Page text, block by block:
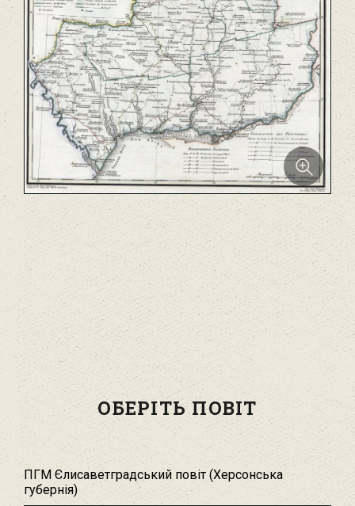
ОБЕРІТЬ ПОВІТ
ПГМ Єлисаветградський повіт (Херсонська
губернія)